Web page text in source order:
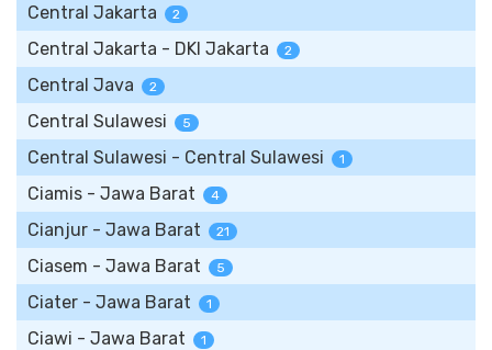
Central Jakarta 2
Central Jakarta - DKI Jakarta 2
Central Java 2
Central Sulawesi 5
Central Sulawesi - Central Sulawesi 1
Ciamis - Jawa Barat 4
Cianjur - Jawa Barat 21
Ciasem - Jawa Barat 5
Ciater - Jawa Barat 1
Ciawi - Jawa Barat 1